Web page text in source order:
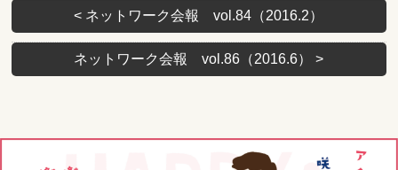
< ネットワーク会報 vol.84（2016.2）
ネットワーク会報 vol.86（2016.6）>